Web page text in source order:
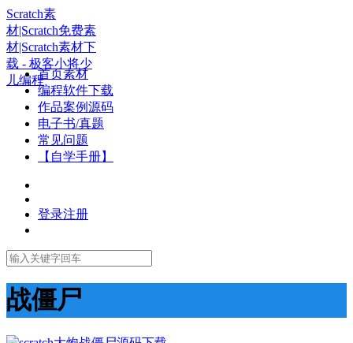
Scratch素
材|Scratch免费素
材|Scratch素材下
载 - 极客小将少
儿编程首页素材
编程软件下载
作品案例源码
电子书/真题
常见问题
【自学手册】
登录注册
战僵尸